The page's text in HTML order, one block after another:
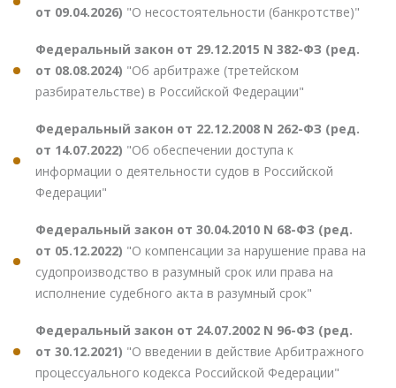
от 09.04.2026) "О несостоятельности (банкротстве)"
Федеральный закон от 29.12.2015 N 382-ФЗ (ред.
от 08.08.2024) "Об арбитраже (третейском
разбирательстве) в Российской Федерации"
Федеральный закон от 22.12.2008 N 262-ФЗ (ред.
от 14.07.2022) "Об обеспечении доступа к
информации о деятельности судов в Российской
Федерации"
Федеральный закон от 30.04.2010 N 68-ФЗ (ред.
от 05.12.2022) "О компенсации за нарушение права на
судопроизводство в разумный срок или права на
исполнение судебного акта в разумный срок"
Федеральный закон от 24.07.2002 N 96-ФЗ (ред.
от 30.12.2021) "О введении в действие Арбитражного
процессуального кодекса Российской Федерации"